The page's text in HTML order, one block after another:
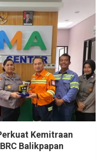
Kemitraan
Balikpapan